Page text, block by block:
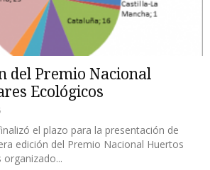
del Premio Nacional
Ecológicos
el plazo para la presentación de
edición del Premio Nacional Huertos
organizado...